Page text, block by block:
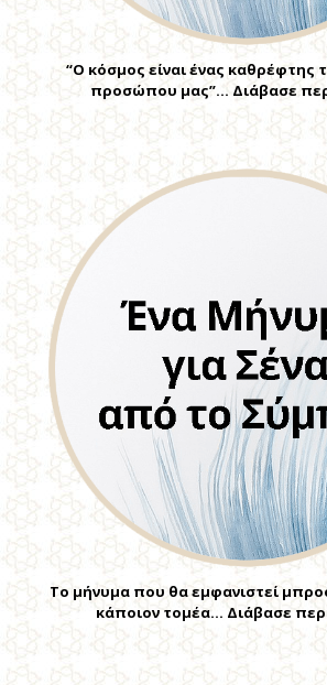
“Ο κόσμος είναι ένας καθρέφτης
προσώπου μας”… Διάβασε
Το μήνυμα που θα εμφανιστεί
κάποιον τομέα… Διάβασε